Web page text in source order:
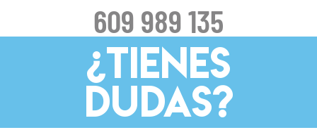
609 989 135
¿TIENES
DUDAS?